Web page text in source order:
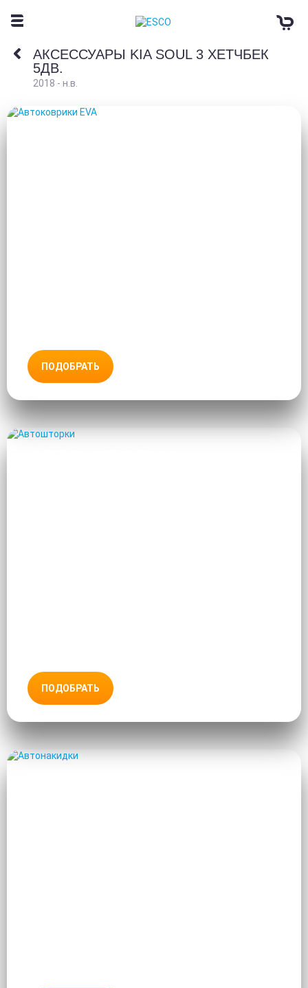
АКСЕССУАРЫ KIA SOUL 3 ХЕТЧБЕК
5ДВ.
2018 - н.в.
ПОДОБРАТЬ
ПОДОБРАТЬ